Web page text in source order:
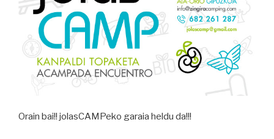
Orain bai!! jolasCAMPeko garaia heldu da!!!